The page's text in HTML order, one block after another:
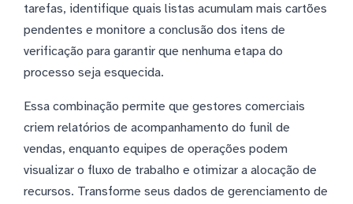
tarefas, identifique quais listas acumulam mais cartões
pendentes e monitore a conclusão dos itens de
verificação para garantir que nenhuma etapa do
processo seja esquecida.
Essa combinação permite que gestores comerciais
criem relatórios de acompanhamento do funil de
vendas, enquanto equipes de operações podem
visualizar o fluxo de trabalho e otimizar a alocação de
recursos. Transforme seus dados de gerenciamento de